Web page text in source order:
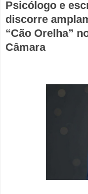
Psicólogo e
discorre
“Cão Orelha”
Câmara